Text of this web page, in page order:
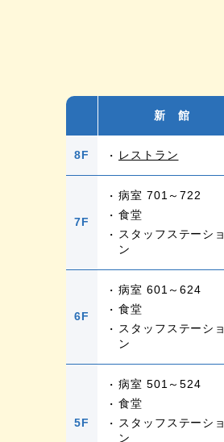
新 館
8F レストラン
7F
病室 701～722
食堂
スタッフステーショ
ン
6F
病室 601～624
食堂
スタッフステーショ
ン
5F
病室 501～524
食堂
スタッフステーショ
ン